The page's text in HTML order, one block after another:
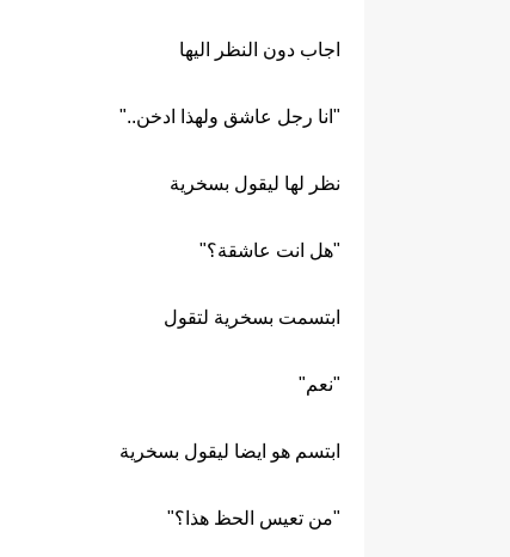
اجاب دون النظر اليها
"انا رجل عاشق ولهذا ادخن.."
نظر لها ليقول بسخرية
"هل انت عاشقة؟"
ابتسمت بسخرية لتقول
"نعم"
ابتسم هو ايضا ليقول بسخرية
"من تعيس الحظ هذا؟"